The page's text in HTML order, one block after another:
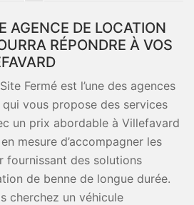
AGENCE DE LOCATION
RÉPONDRE À VOS
Fermé est l’une des agences
vous propose des services
un prix abordable à Villefavard
mesure d’accompagner les
fournissant des solutions
de benne de longue durée.
cherchez un véhicule